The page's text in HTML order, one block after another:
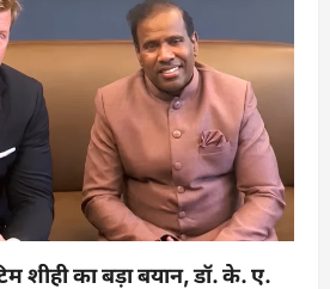
शीही का बड़ा बयान, डॉ. के. ए.